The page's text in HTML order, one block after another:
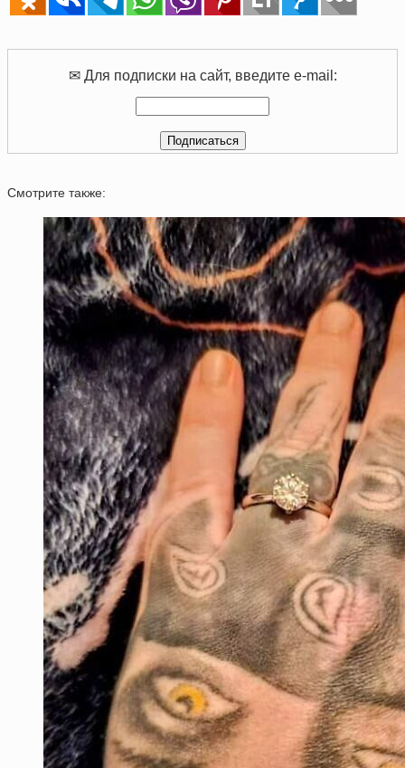
✉ Для подписки на сайт, введите e-mail:
Смотрите также: